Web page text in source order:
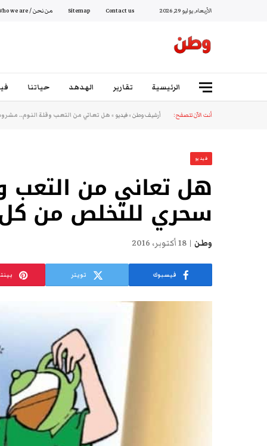
الأربعاء, يوليو 29, 2026 Contact us
Sitemap من نحن / Who we are
الرئيسية تقارير الهدهد حياتنا
أنت الآن تتصفح: أرشيف وطن»فيديو»هل تعاني من التعب وقلة النوم..
فيديو
هل تعاني من التعب
سحري للتخلص من
وطن 18 أكتوبر، 2016
فيسبوك تويتر